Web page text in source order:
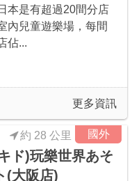
本是有超過20間分店
內兒童遊樂場，每間
佔...
更多資訊
國外
ド)玩樂世界あそ
(大阪店)
約 28 公里